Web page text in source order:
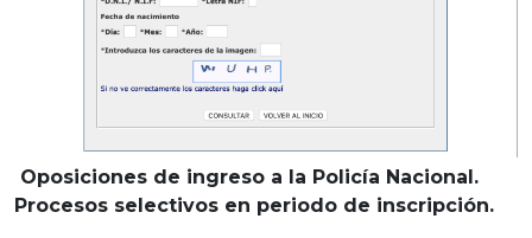
Oposiciones de ingreso a la Policía Nacional.
Procesos selectivos en periodo de inscripción.